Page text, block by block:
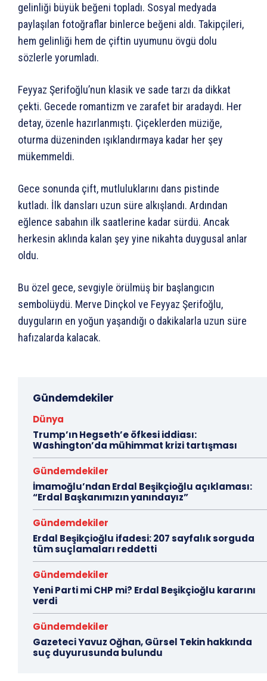
gelinliği büyük beğeni topladı. Sosyal medyada
paylaşılan fotoğraflar binlerce beğeni aldı. Takipçileri,
hem gelinliği hem de çiftin uyumunu övgü dolu
sözlerle yorumladı.
Feyyaz Şerifoğlu’nun klasik ve sade tarzı da dikkat
çekti. Gecede romantizm ve zarafet bir aradaydı. Her
detay, özenle hazırlanmıştı. Çiçeklerden müziğe,
oturma düzeninden ışıklandırmaya kadar her şey
mükemmeldi.
Gece sonunda çift, mutluluklarını dans pistinde
kutladı. İlk dansları uzun süre alkışlandı. Ardından
eğlence sabahın ilk saatlerine kadar sürdü. Ancak
herkesin aklında kalan şey yine nikahta duygusal anlar
oldu.
Bu özel gece, sevgiyle örülmüş bir başlangıcın
sembolüydü. Merve Dinçkol ve Feyyaz Şerifoğlu,
duyguların en yoğun yaşandığı o dakikalarla uzun süre
hafızalarda kalacak.
Gündemdekiler
Dünya
Trump’ın Hegseth’e öfkesi iddiası:
Washington’da mühimmat krizi tartışması
Gündemdekiler
İmamoğlu’ndan Erdal Beşikçioğlu açıklaması:
“Erdal Başkanımızın yanındayız”
Gündemdekiler
Erdal Beşikçioğlu ifadesi: 207 sayfalık sorguda
tüm suçlamaları reddetti
Gündemdekiler
Yeni Parti mi CHP mi? Erdal Beşikçioğlu kararını
verdi
Gündemdekiler
Gazeteci Yavuz Oğhan, Gürsel Tekin hakkında
suç duyurusunda bulundu